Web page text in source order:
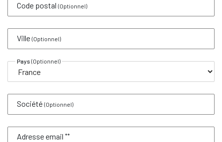
Code postal(Optionnel)
Ville(Optionnel)
Pays(Optionnel)
Société(Optionnel)
Adresse email**